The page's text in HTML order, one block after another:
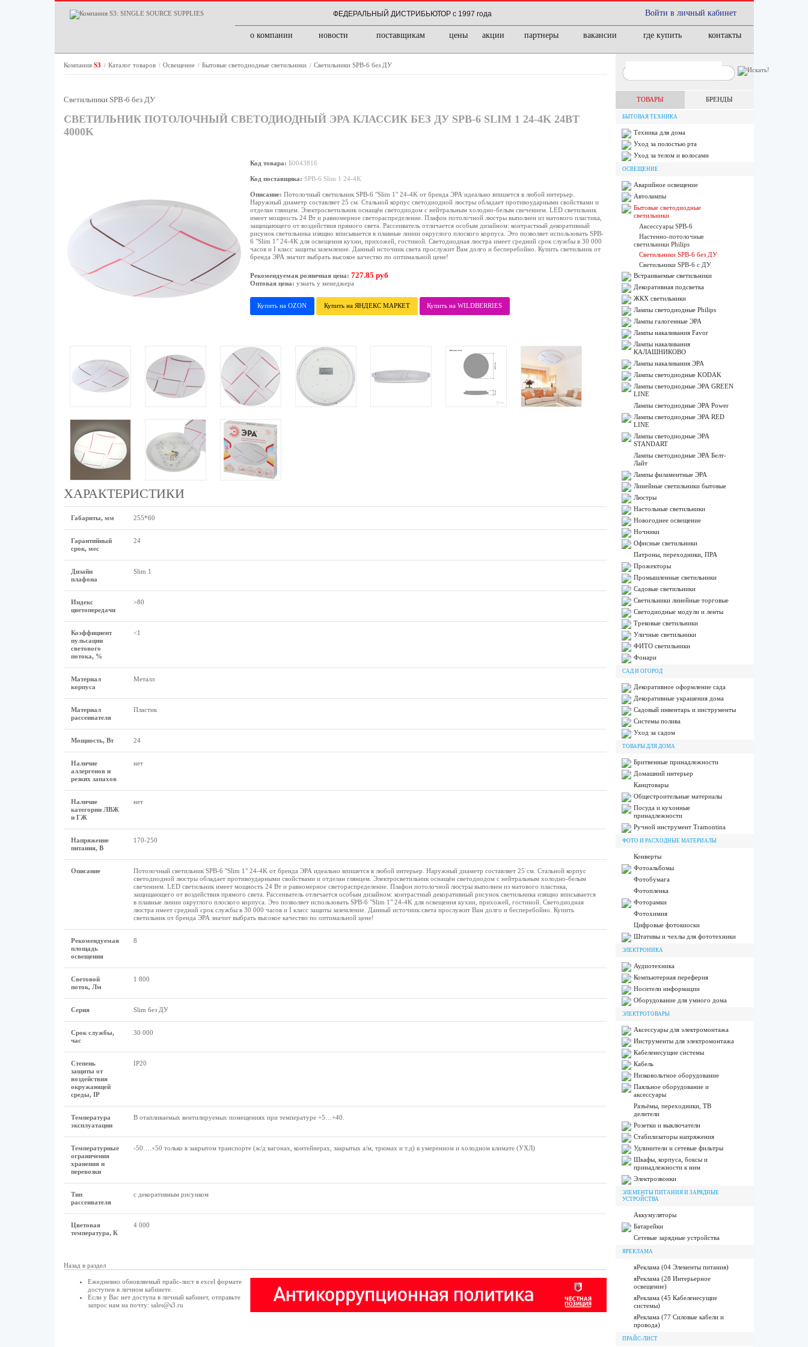
Войти в личный кабинет
ФЕДЕРАЛЬНЫЙ ДИСТРИБЬЮТОР с 1997 года
о компании новости поставщикам цены акции партнеры вакансии где купить контакты
Компания S3 / Каталог товаров / Освещение / Бытовые светодиодные светильники / Светильники SPB-6 без ДУ
Светильники SPB-6 без ДУ
СВЕТИЛЬНИК ПОТОЛОЧНЫЙ СВЕТОДИОДНЫЙ ЭРА КЛАССИК БЕЗ ДУ SPB-6 SLIM 1 24-4K 24ВТ
4000K
Код товара: Б0043816
Код поставщика: SPB-6 Slim 1 24-4K
Описание: Потолочный светильник SPB-6 "Slim 1" 24-4K от бренда ЭРА идеально впишется в любой интерьер.
Наружный диаметр составляет 25 см. Стальной корпус светодиодной люстры обладает противоударными свойствами и
отделан глянцем. Электросветильник оснащён светодиодом с нейтральным холодно-белым свечением. LED светильник
имеет мощность 24 Вт и равномерное светораспределение. Плафон потолочной люстры выполнен из матового пластика,
защищающего от воздействия прямого света. Рассеиватель отличается особым дизайном: контрастный декоративный
рисунок светильника изящно вписывается в плавные линии округлого плоского корпуса. Это позволяет использовать SPB-
6 "Slim 1" 24-4K для освещения кухни, прихожей, гостиной. Светодиодная люстра имеет средний срок службы в 30 000
часов и I класс защиты заземление. Данный источник света прослужит Вам долго и бесперебойно. Купить светильник от
бренда ЭРА значит выбрать высокое качество по оптимальной цене!
Рекомендуемая розничная цена: 727.85 руб
Оптовая цена: узнать у менеджера
Купить на OZON Купить на ЯНДЕКС МАРКЕТ Купить на WILDBERRIES
ХАРАКТЕРИСТИКИ
Габариты, мм 255*60
Гарантийный
срок, мес
24
Дизайн
плафона
Slim 1
Индекс
цветопередачи
>80
Коэффициент
пульсации
светового
потока, %
<1
Материал
корпуса
Металл
Материал
рассеивателя
Пластик
Мощность, Вт 24
Наличие
аллергенов и
резких запахов
нет
Наличие
категории ЛВЖ
и ГЖ
нет
Напряжение
питания, В
170-250
Описание
Потолочный светильник SPB-6 "Slim 1" 24-4K от бренда ЭРА идеально впишется в любой интерьер. Наружный диаметр составляет 25 см. Стальной корпус
светодиодной люстры обладает противоударными свойствами и отделан глянцем. Электросветильник оснащён светодиодом с нейтральным холодно-белым
свечением. LED светильник имеет мощность 24 Вт и равномерное светораспределение. Плафон потолочной люстры выполнен из матового пластика,
защищающего от воздействия прямого света. Рассеиватель отличается особым дизайном: контрастный декоративный рисунок светильника изящно вписывается
в плавные линии округлого плоского корпуса. Это позволяет использовать SPB-6 "Slim 1" 24-4K для освещения кухни, прихожей, гостиной. Светодиодная
люстра имеет средний срок службы в 30 000 часов и I класс защиты заземление. Данный источник света прослужит Вам долго и бесперебойно. Купить
светильник от бренда ЭРА значит выбрать высокое качество по оптимальной цене!
Рекомендуемая
площадь
освещения
8
Световой
поток, Лм
1 800
Серия Slim без ДУ
Срок службы,
час
30 000
Степень
защиты от
воздействия
окружающей
среды, IP
IP20
Температура
эксплуатации
В отапливаемых вентилируемых помещениях при температуре +5…+40.
Температурные
ограничения
хранения и
перевозки
-50….+50 только в закрытом транспорте (ж/д вагонах, контейнерах, закрытых а/м, трюмах и т.д) в умеренном и холодном климате (УХЛ)
Тип
рассеивателя
с декоративным рисунком
Цветовая
температура, К
4 000
Назад в раздел
Ежедневно обновляемый прайс-лист в excel формате
доступен в личном кабинете.
Если у Вас нет доступа в личный кабинет, отправьте
запрос нам на почту: sales@s3.ru
ТОВАРЫ БРЕНДЫ
БЫТОВАЯ ТЕХНИКА
Техника для дома
Уход за полостью рта
Уход за телом и волосами
ОСВЕЩЕНИЕ
Аварийное освещение
Автолампы
Бытовые светодиодные
светильники
Аксессуары SPB-6
Настенно-потолочные
светильники Philips
Светильники SPB-6 без ДУ
Светильники SPB-6 с ДУ
Встраиваемые светильники
Декоративная подсветка
ЖКХ светильники
Лампы cветодиодные Philips
Лампы галогенные ЭРА
Лампы накаливания Favor
Лампы накаливания
КАЛАШНИКОВО
Лампы накаливания ЭРА
Лампы светодиодные KODAK
Лампы светодиодные ЭРА GREEN
LINE
Лампы светодиодные ЭРА Power
Лампы светодиодные ЭРА RED
LINE
Лампы светодиодные ЭРА
STANDART
Лампы светодиодные ЭРА Белт-
Лайт
Лампы филаментные ЭРА
Линейные светильники бытовые
Люстры
Настольные светильники
Новогоднее освещение
Ночники
Офисные светильники
Патроны, переходники, ПРА
Прожекторы
Промышленные светильники
Садовые светильники
Светильники линейные торговые
Светодиодные модули и ленты
Трековые светильники
Уличные светильники
ФИТО светильники
Фонари
САД И ОГОРОД
Декоративное оформление сада
Декоративные украшения дома
Садовый инвентарь и инструменты
Системы полива
Уход за садом
ТОВАРЫ ДЛЯ ДОМА
Бритвенные принадлежности
Домашний интерьер
Канцтовары
Общестроительные материалы
Посуда и кухонные
принадлежности
Ручной инструмент Tramontina
ФОТО И РАСХОДНЫЕ МАТЕРИАЛЫ
Конверты
Фотоальбомы
Фотобумага
Фотопленка
Фоторамки
Фотохимия
Цифровые фотокиоски
Штативы и чехлы для фототехники
ЭЛЕКТРОНИКА
Аудиотехника
Компьютерная переферия
Носители информации
Оборудование для умного дома
ЭЛЕКТРОТОВАРЫ
Аксессуары для электромонтажа
Инструменты для электромонтажа
Кабеленесущие системы
Кабель
Низковольтное оборудование
Паяльное оборудование и
аксессуары
Разъёмы, переходники, ТВ
делители
Розетки и выключатели
Стабилизаторы напряжения
Удлинители и сетевые фильтры
Шкафы, корпуса, боксы и
принадлежности к ним
Электрозвонки
ЭЛЕМЕНТЫ ПИТАНИЯ И ЗАРЯДНЫЕ
УСТРОЙСТВА
Аккумуляторы
Батарейки
Сетевые зарядные устройства
ЯРЕКЛАМА
яРеклама (04 Элементы питания)
яРеклама (28 Интерьерное
освещение)
яРеклама (45 Кабеленесущие
системы)
яРеклама (77 Силовые кабели и
провода)
ПРАЙС-ЛИСТ